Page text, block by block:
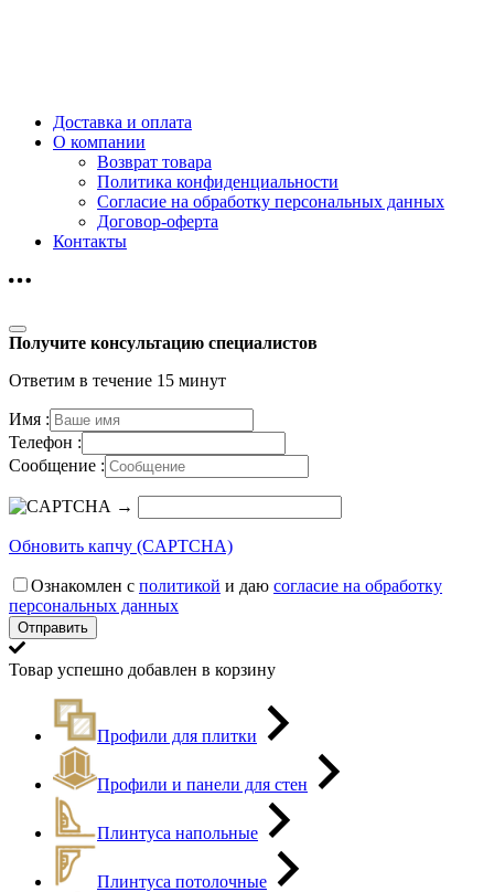
Доставка и оплата
О компании
Возврат товара
Политика конфиденциальности
Согласие на обработку персональных данных
Договор-оферта
Контакты
Получите консультацию специалистов
Ответим в течение 15 минут
Имя :
Телефон :
Сообщение :
→
Обновить капчу (CAPTCHA)
Ознакомлен с политикой и даю согласие на обработку
персональных данных
Товар успешно добавлен в корзину
Профили для плитки
Профили и панели для стен
Плинтуса напольные
Плинтуса потолочные